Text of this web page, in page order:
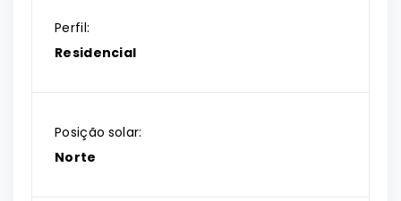
Perfil:
Residencial
Posição solar:
Norte